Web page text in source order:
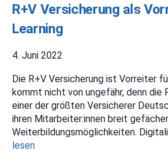
R+V Versicherung als
Learning
4. Juni 2022
Die R+V Versicherung ist Vorreiter
kommt nicht von ungefähr, denn die
einer der größten Versicherer
ihren Mitarbeiter:innen breit
Weiterbildungsmöglichkeiten.
lesen